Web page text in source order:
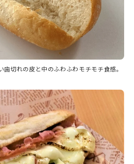
切れの皮と中のふわふわモチモチ食感。